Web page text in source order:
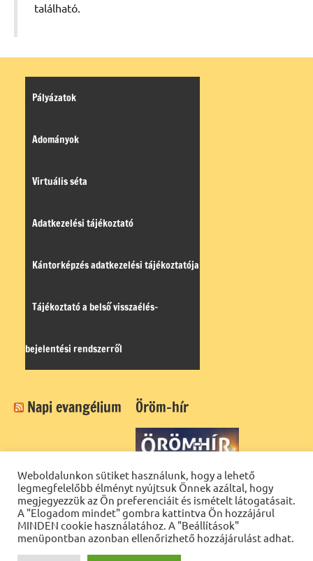
található.
Pályázatok
Adományok
Virtuális séta
Adatkezelési tájékoztató
Kántorképzés adatkezelési tájékoztatója
Tájékoztató a belső visszaélés-
bejelentési rendszerről
Napi evangélium Öröm-hír
Weboldalunkon sütiket használunk, hogy a lehető
legmegfelelőbb élményt nyújtsuk Önnek azáltal, hogy
megjegyezzük az Ön preferenciáit és ismételt látogatásait.
A "Elogadom mindet" gombra kattintva Ön hozzájárul
MINDEN cookie használatához. A "Beállítások"
menüpontban azonban ellenőrizhető hozzájárulást adhat.